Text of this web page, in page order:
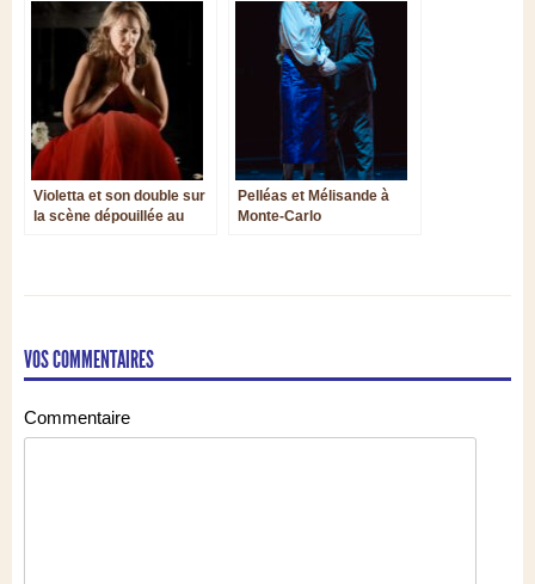
Violetta et son double sur
la scène dépouillée au
Pelléas et Mélisande à
Monte-Carlo
VOS COMMENTAIRES
Commentaire